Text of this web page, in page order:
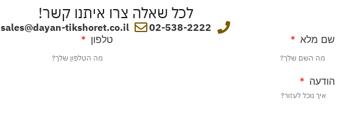
לכל שאלה צרו איתנו קשר!
02-538-2222
sales@dayan-tikshoret.co.il
שם מלא טלפון
הודעה